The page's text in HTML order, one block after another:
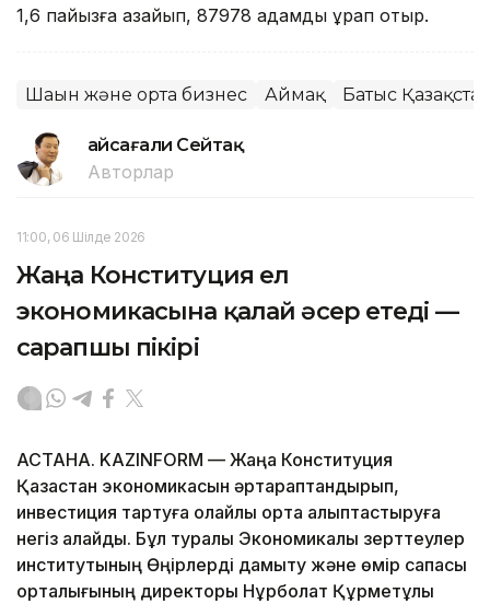
1,6 пайызға азайып, 87978 адамды құрап отыр.
Шағын және орта бизнес Аймақ Батыс
Ғайсағали Сейтақ
Авторлар
11:00, 06 Шілде 2026
Жаңа Конституция ел
экономикасына қалай әсер етеді —
сарапшы пікірі
АСТАНА. KAZINFORM — Жаңа Конституция
Қазақстан экономикасын әртараптандырып,
инвестиция тартуға қолайлы орта қалыптастыруға
негіз қалайды. Бұл туралы Экономикалық зерттеулер
институтының Өңірлерді дамыту және өмір сапасы
орталығының директоры Нұрболат Құрметұлы